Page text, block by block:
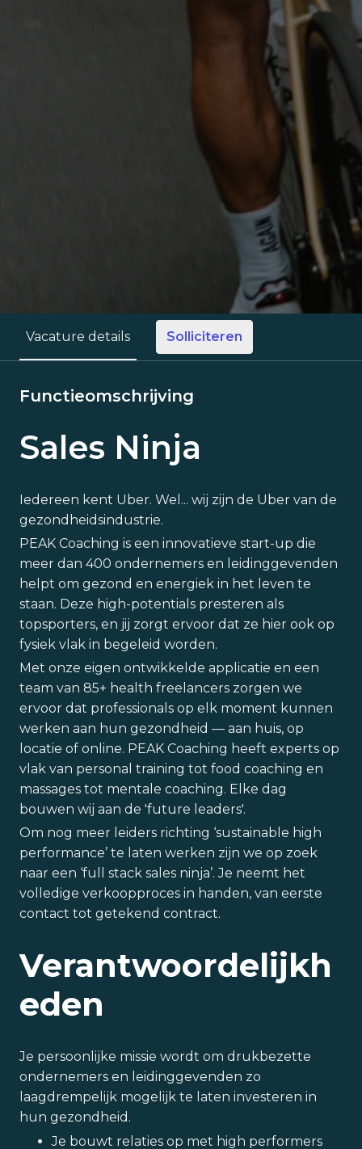
Vacature details Solliciteren
Functieomschrijving
Sales Ninja
Iedereen kent Uber. Wel... wij zijn de Uber van de
gezondheidsindustrie.
PEAK Coaching is een innovatieve start-up die
meer dan 400 ondernemers en leidinggevenden
helpt om gezond en energiek in het leven te
staan. Deze high-potentials presteren als
topsporters, en jij zorgt ervoor dat ze hier ook op
fysiek vlak in begeleid worden.
Met onze eigen ontwikkelde applicatie en een
team van 85+ health freelancers zorgen we
ervoor dat professionals op elk moment kunnen
werken aan hun gezondheid — aan huis, op
locatie of online. PEAK Coaching heeft experts op
vlak van personal training tot food coaching en
massages tot mentale coaching. Elke dag
bouwen wij aan de 'future leaders'.
Om nog meer leiders richting ‘sustainable high
performance’ te laten werken zijn we op zoek
naar een ‘full stack sales ninja’. Je neemt het
volledige verkoopproces in handen, van eerste
contact tot getekend contract.
Verantwoordelijkh
eden
Je persoonlijke missie wordt om drukbezette
ondernemers en leidinggevenden zo
laagdrempelijk mogelijk te laten investeren in
hun gezondheid.
Je bouwt relaties op met high performers